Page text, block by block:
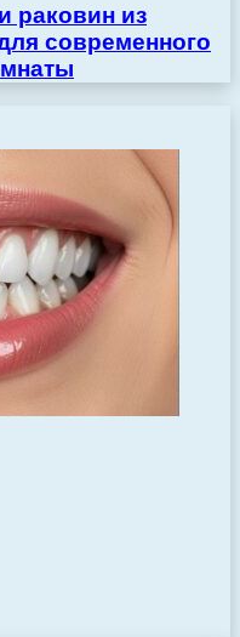
раковин из
современного